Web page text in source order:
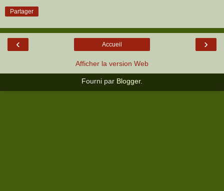
Partager
‹ ›
Accueil
Afficher la version Web
Fourni par Blogger.